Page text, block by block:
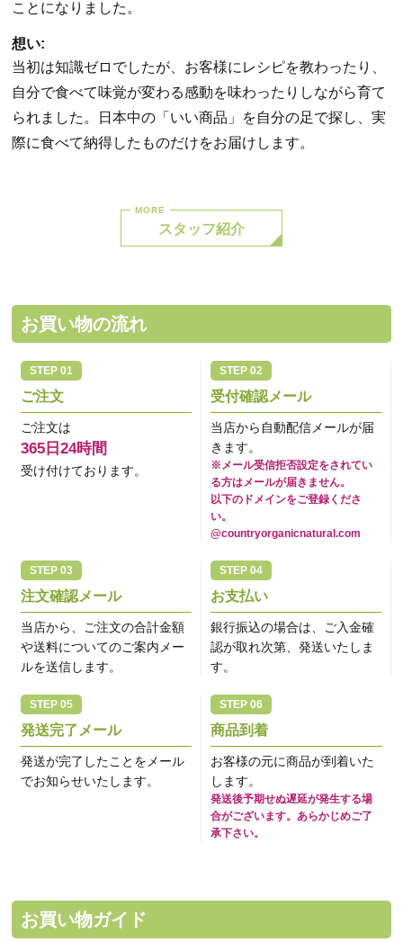
ことになりました。
想い:
当初は知識ゼロでしたが、お客様にレシピを教わったり、
自分で食べて味覚が変わる感動を味わったりしながら育て
られました。日本中の「いい商品」を自分の足で探し、実
際に食べて納得したものだけをお届けします。
スタッフ紹介
お買い物の流れ
ご注文
ご注文は
365日24時間
受け付けております。
受付確認メール
当店から自動配信メールが届
きます。
※メール受信拒否設定をされてい
る方はメールが届きません。
以下のドメインをご登録くださ
い。
@countryorganicnatural.com
注文確認メール
当店から、ご注文の合計金額
や送料についてのご案内メー
ルを送信します。
お支払い
銀行振込の場合は、ご入金確
認が取れ次第、発送いたしま
す。
発送完了メール
発送が完了したことをメール
でお知らせいたします。
商品到着
お客様の元に商品が到着いた
します。
発送後予期せぬ遅延が発生する場
合がございます。あらかじめご了
承下さい。
お買い物ガイド